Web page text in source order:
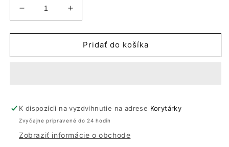
množstvo
pre
zástery
s
vreckami
|
Altex
Zvýšiť
množstvo
pre
Šatové
zástery
s
vreckami
Altex
Pridať do košíka
K dispozícii na vyzdvihnutie na adrese Korytárky
Zvyčajne pripravené do 24 hodín
Zobraziť informácie o obchode